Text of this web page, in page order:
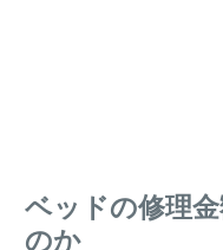
ベッドの修理
のか